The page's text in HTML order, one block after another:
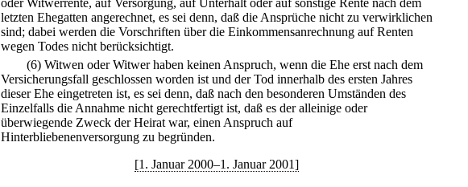
oder Witwerrente, auf Versorgung, auf Unterhalt oder auf sonstige Rente nach dem
letzten Ehegatten angerechnet, es sei denn, daß die Ansprüche nicht zu verwirklichen
sind; dabei werden die Vorschriften über die Einkommensanrechnung auf Renten
wegen Todes nicht berücksichtigt.
(6) Witwen oder Witwer haben keinen Anspruch, wenn die Ehe erst nach dem
Versicherungsfall geschlossen worden ist und der Tod innerhalb des ersten Jahres
dieser Ehe eingetreten ist, es sei denn, daß nach den besonderen Umständen des
Einzelfalls die Annahme nicht gerechtfertigt ist, daß es der alleinige oder
überwiegende Zweck der Heirat war, einen Anspruch auf
Hinterbliebenenversorgung zu begründen.
[1. Januar 2000–1. Januar 2001]